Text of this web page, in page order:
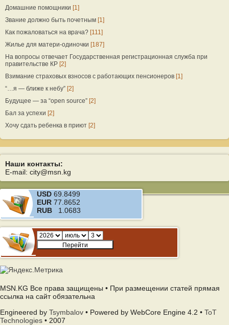
Домашние помощники [1]
Звание должно быть почетным [1]
Как пожаловаться на врача? [111]
Жилье для матери-одиночки [187]
На вопросы отвечает Государственная регистрационная служба при
правительстве КР [2]
Взимание страховых взносов с работающих пенсионеров [1]
“…я — ближе к небу” [2]
Будущее — за “open source” [2]
Бал за успехи [2]
Хочу сдать ребенка в приют [2]
Наши контакты:
E-mail: city@msn.kg
USD 69.8499
EUR 77.8652
RUB 1.0683
MSN.KG Все права защищены • При размещении статей прямая
ссылка на сайт обязательна
Engineered by Tsymbalov • Powered by WebCore Engine 4.2 • ToT
Technologies • 2007